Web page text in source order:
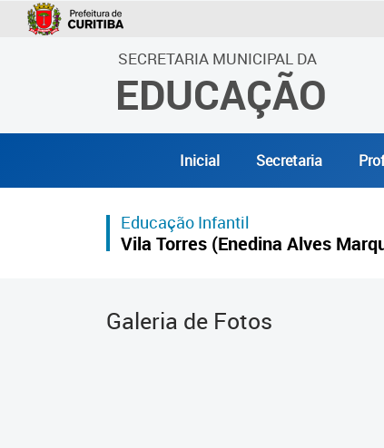
SECRETARIA MUNICIPAL DA
EDUCAÇÃO
Inicial Secretaria
Educação Infantil
Vila Torres (Enedina Alves
Galeria de Fotos